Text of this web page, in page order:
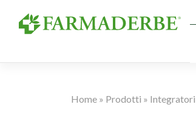
contenuto
Home » Prodotti »